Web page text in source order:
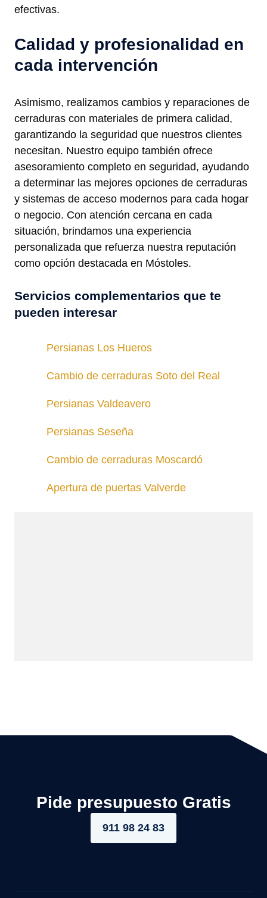
efectivas.
Calidad y profesionalidad en
cada intervención
Asimismo, realizamos cambios y reparaciones de
cerraduras con materiales de primera calidad,
garantizando la seguridad que nuestros clientes
necesitan. Nuestro equipo también ofrece
asesoramiento completo en seguridad, ayudando
a determinar las mejores opciones de cerraduras
y sistemas de acceso modernos para cada hogar
o negocio. Con atención cercana en cada
situación, brindamos una experiencia
personalizada que refuerza nuestra reputación
como opción destacada en Móstoles.
Servicios complementarios que te
pueden interesar
Persianas Los Hueros
Cambio de cerraduras Soto del Real
Persianas Valdeavero
Persianas Seseña
Cambio de cerraduras Moscardó
Apertura de puertas Valverde
Pide presupuesto Gratis
911 98 24 83